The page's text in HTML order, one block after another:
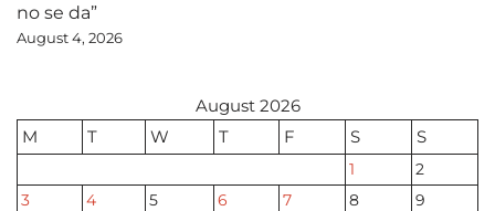
no se da”
August 4, 2026
August 2026
M
T W T F S S
1
2
3
4 5 6 7 8
9